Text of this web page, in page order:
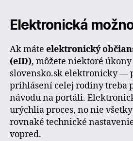
Elektronická
Ak máte elektronický
(eID), môžete niektoré
slovensko.sk elektronicky —
prihlásení celej rodiny treba
návodu na portáli.
urýchlia proces, no nie
rovnaké technické
vopred.